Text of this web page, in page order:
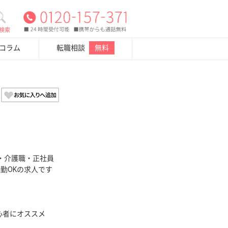
索
ラム 転職相談 無料
介護職・正社員
OKの求人です
にオススメ